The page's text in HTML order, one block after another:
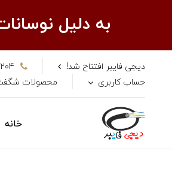
به دلیل
دیجی فایبر افتتاح شد!
حساب کاربری
محصولات
خانه